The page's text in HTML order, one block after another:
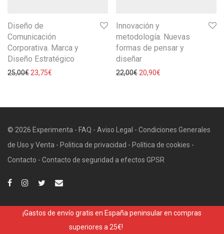
Diseño de
Comunicación
Corporativa. Marca y
Diseño Estratégico
25,00€23,75€
Innovación y
metodología. Nuevas
formas de pensar y
diseñar
22,00€20,90€
© 2026 Experimenta - FAQ - Aviso Legal - Condiciones Generales
de Uso y Venta - Politica de privacidad - Política de cookies -
Contacto - Contacto de seguridad a efectos GPSR
¡Gastos de envío gratis en España peninsular en compras
superiores a 25€!